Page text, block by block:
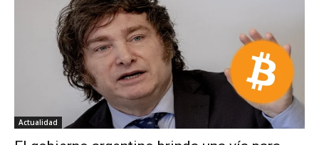
Actualidad